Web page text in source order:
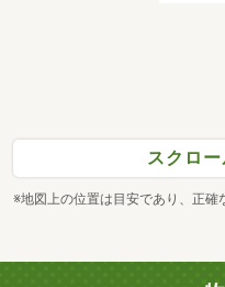
スクロ
※地図上の位置は目安であり、正確